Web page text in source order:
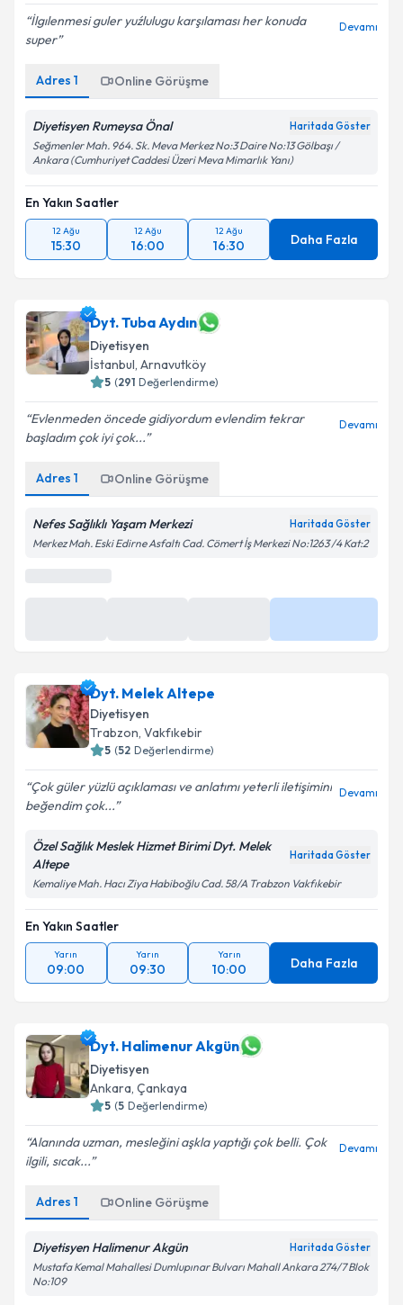
İlgılenmesi guler yuźlulugu karşılaması her konuda
super
Devamı
Adres 1 Online Görüşme
Diyetisyen Rumeysa Önal Haritada Göster
Seğmenler Mah. 964. Sk. Meva Merkez No:3 Daire No:13 Gölbaşı /
Ankara (Cumhuriyet Caddesi Üzeri Meva Mimarlık Yanı)
En Yakın Saatler
12 Ağu
15:30
12 Ağu
16:00
12 Ağu
16:30 Daha Fazla
Dyt. Tuba Aydın
Diyetisyen
İstanbul, Arnavutköy
5 (291 Değerlendirme)
Evlenmeden öncede gidiyordum evlendim tekrar
başladım çok iyi çok...
Devamı
Adres 1 Online Görüşme
Nefes Sağlıklı Yaşam Merkezi Haritada Göster
Merkez Mah. Eski Edirne Asfaltı Cad. Cömert İş Merkezi No:1263 /4 Kat:2
hazırlandığında e-posta ile bilgilendireceğiz.
E-posta Adresiniz
Kişisel verilerimin işlenmesine ilişkin
kapsamda işlenmesini kabul ediyorum.
Takvim Talebini Gönder
Dyt. Melek Altepe
Diyetisyen
Trabzon Vakfıkebir
5 (52 Değerlendirme)
Çok güler yüzlü açıklaması ve anlatımı yeterli iletişimini
beğendim çok...
Devamı
Özel Sağlık Meslek Hizmet Birimi Dyt. Melek
Altepe
Haritada Göster
Kemaliye Mah. Hacı Ziya Habiboğlu Cad. 58/A Trabzon Vakfıkebir
En Yakın Saatler
Yarın
09:00
Yarın
09:30
Yarın
10:00 Daha Fazla
Dyt. Halimenur Akgün
Diyetisyen
Ankara Çankaya
5 (5 Değerlendirme)
Alanında uzman, mesleğini aşkla yaptığı çok belli. Çok
ilgili, sıcak...
Devamı
Adres 1 Online Görüşme
Diyetisyen Halimenur Akgün Haritada Göster
Mustafa Kemal Mahallesi Dumlupınar Bulvarı Mahall Ankara 274/7 Blok
No:109